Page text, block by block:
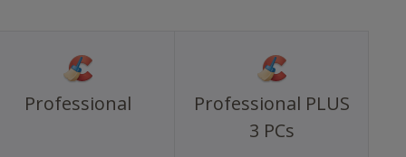
Professional
Professional PLUS
3 PCs